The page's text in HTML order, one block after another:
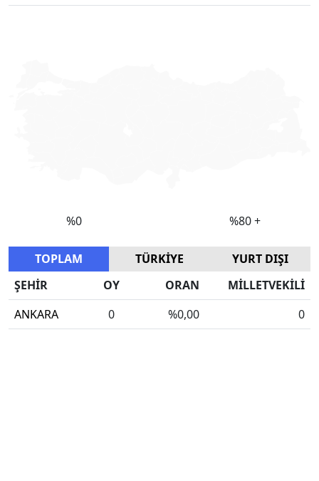
TOPLAM TÜRKİYE
YURT DIŞI
ŞEHİR
OY ORAN
MİLLETVEKİLİ
ANKARA
0 %0,00 0